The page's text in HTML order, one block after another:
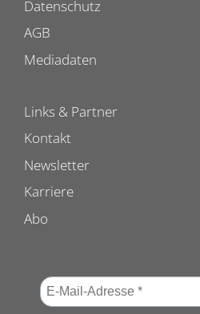
Datenschutz
AGB
Mediadaten
Links & Partner
Kontakt
Newsletter
Karriere
Abo